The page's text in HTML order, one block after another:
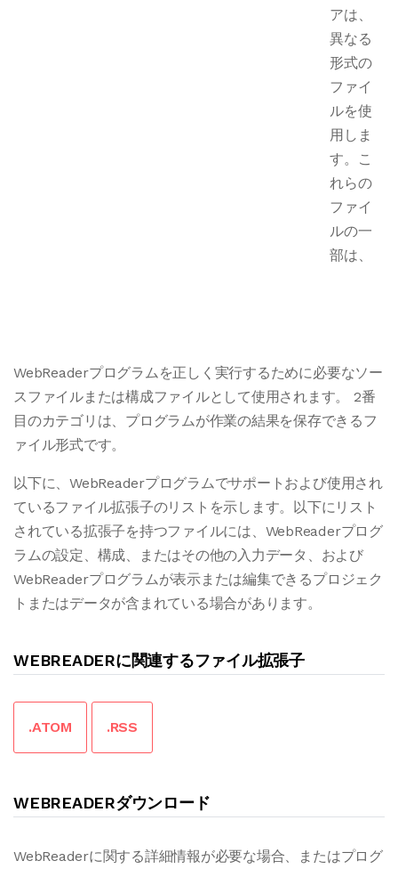
アは、
異なる
形式の
ファイ
ルを使
用しま
す。こ
れらの
ファイ
ルの一
部は、
WebReaderプログラムを正しく実行するために必要なソー
スファイルまたは構成ファイルとして使用されます。 2番
目のカテゴリは、プログラムが作業の結果を保存できるフ
ァイル形式です。
以下に、WebReaderプログラムでサポートおよび使用され
ているファイル拡張子のリストを示します。以下にリスト
されている拡張子を持つファイルには、WebReaderプログ
ラムの設定、構成、またはその他の入力データ、および
WebReaderプログラムが表示または編集できるプロジェク
トまたはデータが含まれている場合があります。
WEBREADERに関連するファイル拡張子
.ATOM .RSS
WEBREADERダウンロード
WebReaderに関する詳細情報が必要な場合、またはプログ